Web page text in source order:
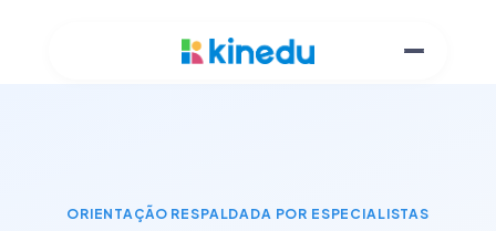
ORIENTAÇÃO RESPALDADA POR ESPECIALISTAS